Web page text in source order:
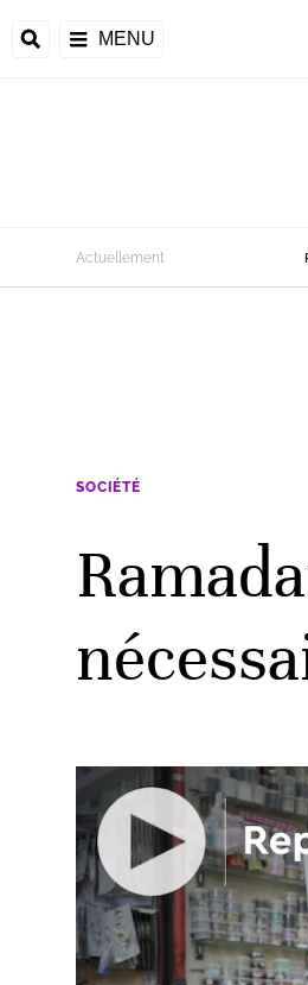
MENU
Actuellement
SOCIÉTÉ